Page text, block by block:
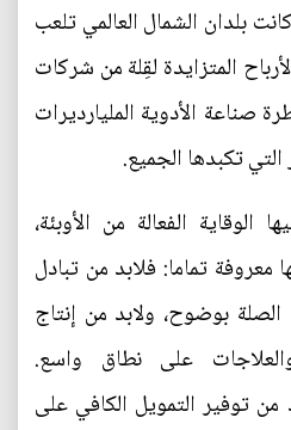
بلدان الشمال العالمي تلعب
المتزايدة لقِلة من شركات
صناعة الأدوية المليارديرات
التي تكبدها الجميع.
الوقاية الفعالة من الأوبئة،
معروفة تماما: فلابد من تبادل
الصلة بوضوح، ولابد من إنتاج
والعلاجات على نطاق واسع.
من توفير التمويل الكافي على